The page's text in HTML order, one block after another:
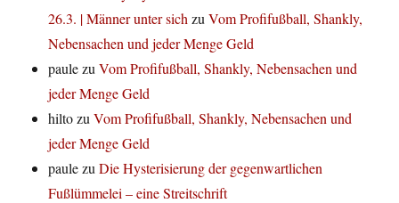
26.3. | Männer unter sich zuVom Profifußball, Shankly,
Nebensachen und jeder Menge Geld
paulezuVom Profifußball, Shankly, Nebensachen und
jeder Menge Geld
hiltozuVom Profifußball, Shankly, Nebensachen und
jeder Menge Geld
paulezuDie Hysterisierung der gegenwartlichen
Fußlümmelei – eine Streitschrift